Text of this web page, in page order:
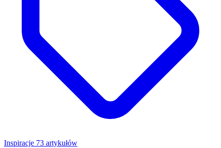
Inspiracje 73 artykułów